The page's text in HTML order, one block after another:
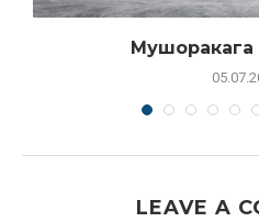
Мушоракага
LEAVE A